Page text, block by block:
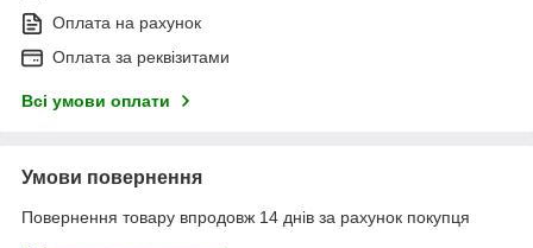
Оплата на рахунок
Оплата за реквізитами
Всі умови оплати
Умови повернення
Повернення товару впродовж 14 днів за рахунок покупця